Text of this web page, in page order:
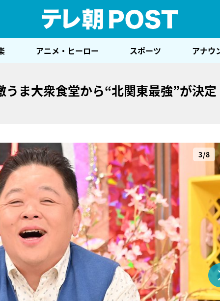
アニメ・ヒーロー スポーツ アナウ
ま大衆食堂から“北関東最強”が決定
3/8
『アイ＝ラブ！げーみん
E齋藤樹愛羅＆佐々木舞
ビュー